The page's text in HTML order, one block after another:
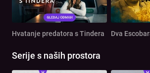
Hvatanje predatora s Tindera Dva
Serije s naših prostora